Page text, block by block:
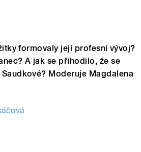
formovaly její profesní vývoj?
A jak se přihodilo, že se
Moderuje Magdalena